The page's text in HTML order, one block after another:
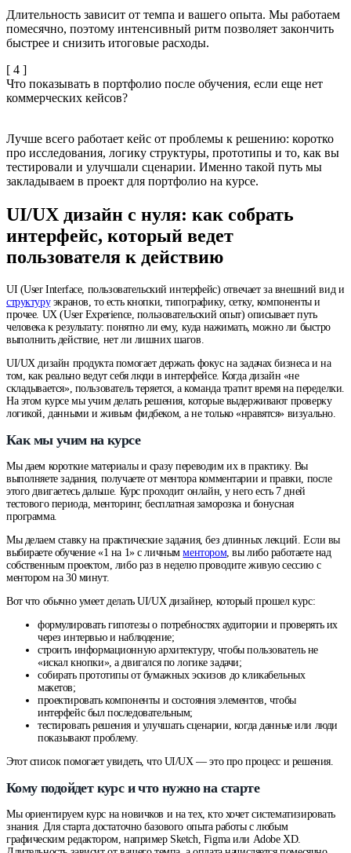
Длительность зависит от темпа и вашего опыта. Мы работаем
помесячно, поэтому интенсивный ритм позволяет закончить
быстрее и снизить итоговые расходы.
[ 4 ]
Что показывать в портфолио после обучения, если еще нет
коммерческих кейсов?
Лучше всего работает кейс от проблемы к решению: коротко
про исследования, логику структуры, прототипы и то, как вы
тестировали и улучшали сценарии. Именно такой путь мы
закладываем в проект для портфолио на курсе.
UI/UX дизайн с нуля: как собрать
интерфейс, который ведет
пользователя к действию
UI (User Interface, пользовательский интерфейс) отвечает за внешний вид и
структуруэкранов, то есть кнопки, типографику, сетку, компоненты и
прочее. UX (User Experience, пользовательский опыт) описывает путь
человека к результату: понятно ли ему, куда нажимать, можно ли быстро
выполнить действие, нет ли лишних шагов.
UI/UX дизайн продукта помогает держать фокус на задачах бизнеса и на
том, как реально ведут себя люди в интерфейсе. Когда дизайн «не
складывается», пользователь теряется, а команда тратит время на переделки.
На этом курсе мы учим делать решения, которые выдерживают проверку
логикой, данными и живым фидбеком, а не только «нравятся» визуально.
Как мы учим на курсе
Мы даем короткие материалы и сразу переводим их в практику. Вы
выполняете задания, получаете от ментора комментарии и правки, после
этого двигаетесь дальше. Курс проходит онлайн, у него есть 7 дней
тестового периода, менторинг, бесплатная заморозка и бонусная
программа.
Мы делаем ставку на практические задания, без длинных лекций. Если вы
выбираете обучение «1 на 1» с личнымментором, вы либо работаете над
собственным проектом, либо раз в неделю проводите живую сессию с
ментором на 30 минут.
Вот что обычно умеет делать UI/UX дизайнер, который прошел курс:
формулировать гипотезы о потребностях аудитории и проверять их
через интервью и наблюдение;
строить информационную архитектуру, чтобы пользователь не
«искал кнопки», а двигался по логике задачи;
собирать прототипы от бумажных эскизов до кликабельных
макетов;
проектировать компоненты и состояния элементов, чтобы
интерфейс был последовательным;
тестировать решения и улучшать сценарии, когда данные или люди
показывают проблему.
Этот список помогает увидеть, что UI/UX — это про процесс и решения.
Кому подойдет курс и что нужно на старте
Мы ориентируем курс на новичков и на тех, кто хочет систематизировать
знания. Для старта достаточно базового опыта работы с любым
графическим редактором, например Sketch, Figma или Adobe XD.